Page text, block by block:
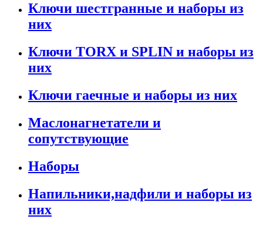
Ключи шестгранные и наборы из
них
Ключи TORX и SPLIN и наборы из
них
Ключи гаечные и наборы из них
Маслонагнетатели и
сопутствующие
Наборы
Напильники,надфили и наборы из
них